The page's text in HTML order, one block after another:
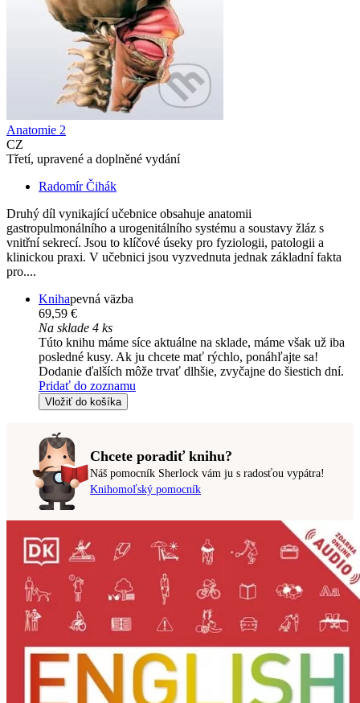
Anatomie 2
CZ
Třetí, upravené a doplněné vydání
Radomír Čihák
Druhý díl vynikající učebnice obsahuje anatomii
gastropulmonálního a urogenitálního systému a soustavy žláz s
vnitřní sekrecí. Jsou to klíčové úseky pro fyziologii, patologii a
klinickou praxi. V učebnici jsou vyzvednuta jednak základní fakta
pro....
Knihapevná väzba
69,59 €
Na sklade 4 ks
Túto knihu máme síce aktuálne na sklade, máme však už iba
posledné kusy. Ak ju chcete mať rýchlo, ponáhľajte sa!
Dodanie ďalších môže trvať dlhšie, zvyčajne do šiestich dní.
Pridať do zoznamu
Vložiť do košíka
Chcete poradiť knihu?
Náš pomocník Sherlock vám ju s radosťou vypátra!
Knihomoľský pomocník